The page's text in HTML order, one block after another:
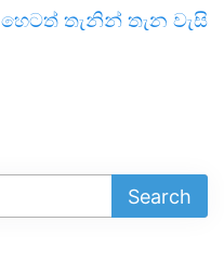
හෙටත් තැනින් තැන වැසි